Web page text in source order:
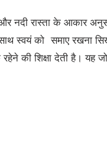
नदी रास्ता के आकार
स्वयं को समाए रखना
की शिक्षा देती है। यह